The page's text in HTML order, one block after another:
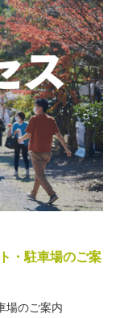
・駐車場のご案
場のご案内